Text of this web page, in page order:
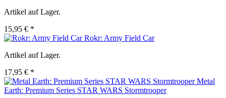
Artikel auf Lager.
15,95 € *
Rokr: Army Field Car
Artikel auf Lager.
17,95 € *
Metal
Earth: Premium Series STAR WARS Stormtrooper